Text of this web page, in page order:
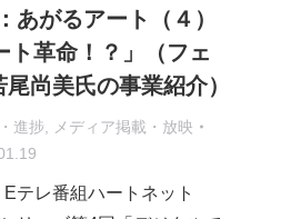
あがるアート（４）
ト革命！？」（フェ
尚美氏の事業紹介）
進捗, メディア掲載・放映
テレ番組ハートネット